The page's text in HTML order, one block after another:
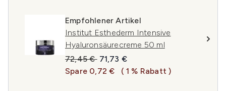
Empfohlener Artikel
Institut Esthederm Intensive
Hyaluronsäurecreme 50 ml
Unverbindliche Preisempfehlung:
72,45 € Aktueller Preis:
71,73 €
Spare 0,72 €
( 1 % Rabatt )